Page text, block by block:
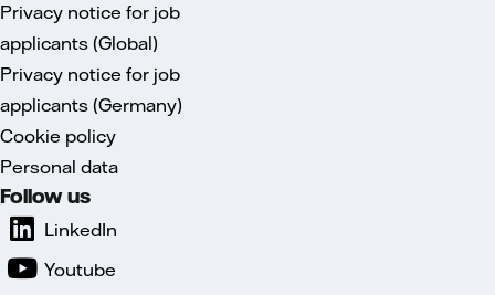
Privacy notice for job
applicants (Global)
Privacy notice for job
applicants (Germany)
Cookie policy
Personal data
Follow us
LinkedIn
Youtube